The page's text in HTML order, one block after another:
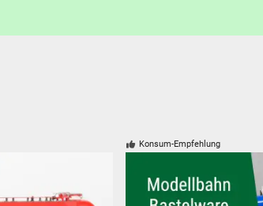
Konsum-Empfehlung